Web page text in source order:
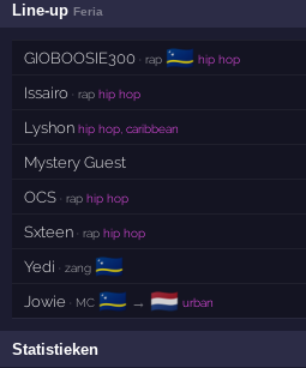
Line-upFeria
GIOBOOSIE300 · rap 🇨🇼 hip hop
Issairo · rap hip hop
Lyshon hip hop, caribbean
Mystery Guest
OCS · rap hip hop
Sxteen · rap hip hop
Yedi · zang 🇨🇼
Jowie · MC 🇨🇼 → 🇳🇱 urban
Statistieken